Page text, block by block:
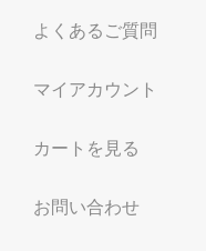
よくあるご質問
マイアカウント
カートを見る
お問い合わせ